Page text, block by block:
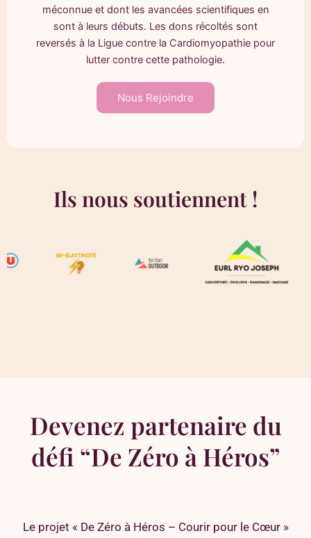
méconnue et dont les avancées scientifiques en
sont à leurs débuts. Les dons récoltés sont
reversés à la Ligue contre la Cardiomyopathie pour
lutter contre cette pathologie.
Nous Rejoindre
Ils nous soutiennent !
Devenez partenaire du
défi “De Zéro à Héros”
Le projet « De Zéro à Héros – Courir pour le Cœur »